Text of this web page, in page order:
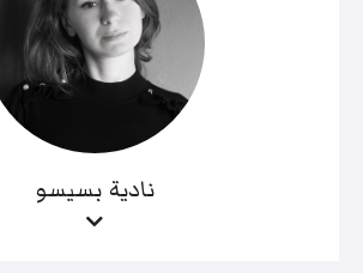
نادية بسيسو